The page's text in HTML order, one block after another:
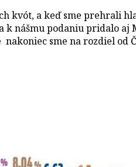
kvót, a keď sme prehrali
k nášmu podaniu pridalo
sme na rozdiel od